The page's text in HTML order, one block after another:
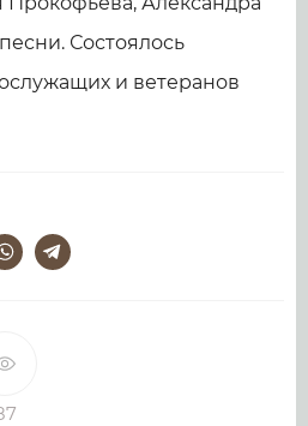
Состоялось
и ветеранов